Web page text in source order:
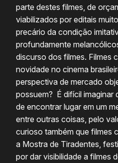
parte destes filmes, de
viabilizados por editais
precário da condição
profundamente
discurso dos filmes. Filmes
novidade no cinema
perspectiva de mercado
possuem? É difícil imaginar
de encontrar lugar em um
entre outras coisas, pelo
curioso também que filmes
a Mostra de Tiradentes,
por dar visibilidade a filmes